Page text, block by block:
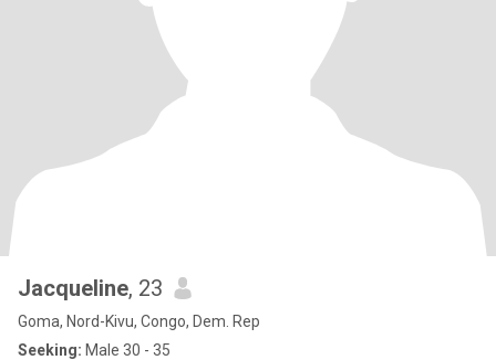
Jacqueline, 23
Goma, Nord-Kivu, Congo, Dem. Rep
Seeking: Male 30 - 35